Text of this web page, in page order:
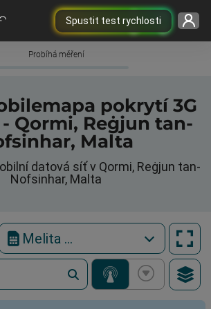
Spustit test rychlosti
Probíhá měření
pokrytí 3G
- Qormi, Reġjun tan-
Malta
datová síť v Qormi, Reġjun tan-
Nofsinhar, Malta
Melita Mobile